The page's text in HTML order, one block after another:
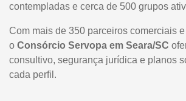
contempladas e cerca de 500 grupos
Com mais de 350 parceiros comerciais
o Consórcio Servopa em Seara/SC
consultivo, segurança jurídica e planos
cada perfil.